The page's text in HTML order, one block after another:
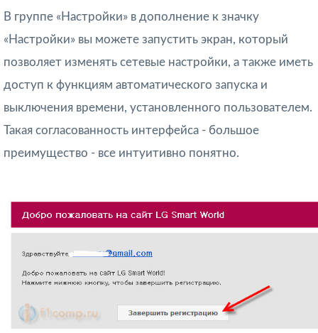
В группе «Настройки» в дополнение к значку
«Настройки» вы можете запустить экран, который
позволяет изменять сетевые настройки, а также иметь
доступ к функциям автоматического запуска и
выключения времени, установленного пользователем.
Такая согласованность интерфейса - большое
преимущество - все интуитивно понятно.